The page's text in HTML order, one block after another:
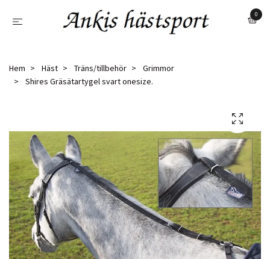
0
Hem Häst Träns/tillbehör
Grimmor
Shires Gräsätartygel svart onesize.